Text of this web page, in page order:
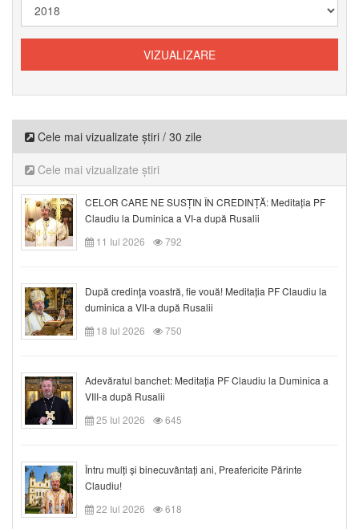
Cele mai vizualizate știri / 30 zile
Cele mai vizualizate știri
CELOR CARE NE SUSȚIN ÎN CREDINȚĂ: Meditația PF
Claudiu la Duminica a VI-a după Rusalii
11 Iul 2026
792
După credinţa voastră, fie vouă! Meditația PF Claudiu la
duminica a VII-a după Rusalii
18 Iul 2026
750
Adevăratul banchet: Meditația PF Claudiu la Duminica a
VIII-a după Rusalii
25 Iul 2026
645
Întru mulți și binecuvântați ani, Preafericite Părinte
Claudiu!
22 Iul 2026
618